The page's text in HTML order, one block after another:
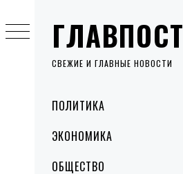
ГЛАВПОСТ
СВЕЖИЕ И ГЛАВНЫЕ НОВОСТИ
MenuПОЛИТИКА
ЭКОНОМИКА
ОБЩЕСТВО
to
content